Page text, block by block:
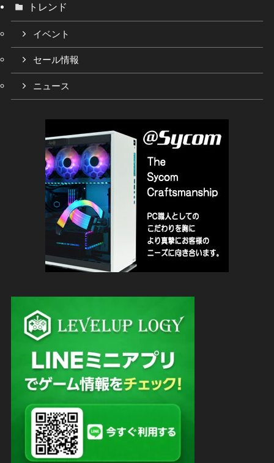
トレンド
イベント
セール情報
ニュース